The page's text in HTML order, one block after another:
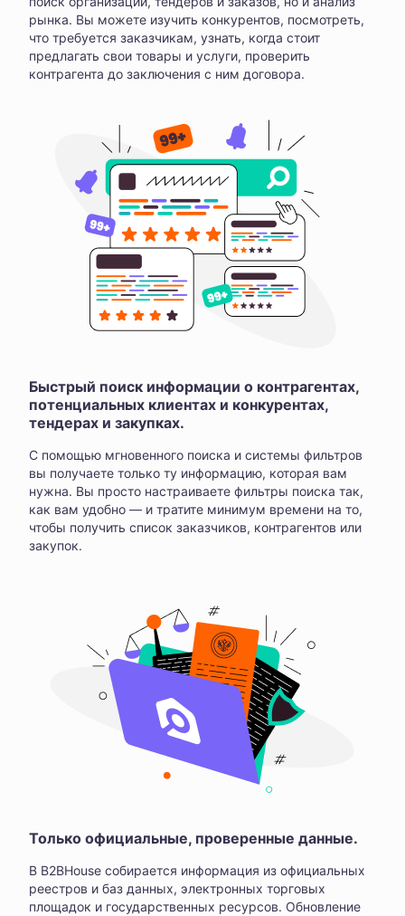
рынка. Вы можете изучить конкурентов, посмотреть,
что требуется заказчикам, узнать, когда стоит
предлагать свои товары и услуги, проверить
контрагента до заключения с ним договора.
Быстрый поиск информации о контрагентах,
потенциальных клиентах и конкурентах,
тендерах и закупках.
С помощью мгновенного поиска и системы фильтров
вы получаете только ту информацию, которая вам
нужна. Вы просто настраиваете фильтры поиска так,
как вам удобно — и тратите минимум времени на то,
чтобы получить список заказчиков, контрагентов или
закупок.
Только официальные, проверенные данные.
В B2BHouse собирается информация из официальных
реестров и баз данных, электронных торговых
площадок и государственных ресурсов. Обновление